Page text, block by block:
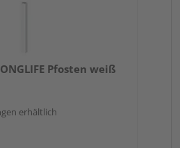
Pfosten weiß
erhältlich